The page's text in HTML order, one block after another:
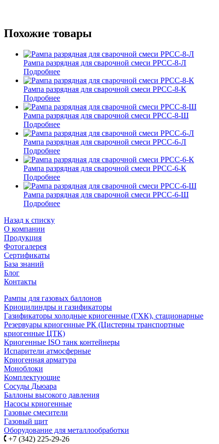
Похожие товары
Рампа разрядная для сварочной смеси РРСС-8-Л
Подробнее
Рампа разрядная для сварочной смеси РРСС-8-К
Подробнее
Рампа разрядная для сварочной смеси РРСС-8-Ш
Подробнее
Рампа разрядная для сварочной смеси РРСС-6-Л
Подробнее
Рампа разрядная для сварочной смеси РРСС-6-К
Подробнее
Рампа разрядная для сварочной смеси РРСС-6-Ш
Подробнее
Назад к списку
О компании
Продукция
Фотогалерея
Сертификаты
База знаний
Блог
Контакты
Рампы для газовых баллонов
Криоцилиндры и газификаторы
Газификаторы холодные криогенные (ГХК), стационарные
Резервуары криогенные РК (Цистерны транспортные
криогенные ЦТК)
Криогенные ISO танк контейнеры
Испарители атмосферные
Криогенная арматура
Моноблоки
Комплектующие
Сосуды Дьюара
Баллоны высокого давления
Насосы криогенные
Газовые смесители
Газовый щит
Оборудование для металлообработки
+7 (342) 225-29-26